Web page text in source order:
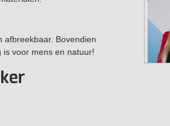
afbreekbaar. Bovendien
is voor mens en natuur!